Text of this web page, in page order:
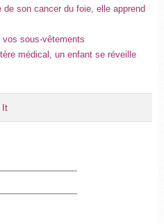
son cancer du foie, elle apprend
sous-vêtements
médical, un enfant se réveille
It